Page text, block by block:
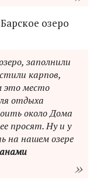
озеро
заполнили
карпов,
это место
отдыха
около Дома
просят. Ну и у
на нашем озере